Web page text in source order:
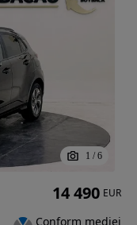
1 / 6
14 490 EUR
Conform mediei